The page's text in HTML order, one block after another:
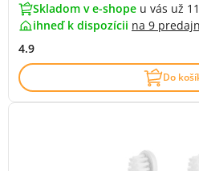
Skladom v e-shope u vás už
ihneď k dispozícii na 9
4.9
Do